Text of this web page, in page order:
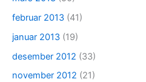
februar 2013 (41)
januar 2013 (19)
desember 2012 (33)
november 2012 (21)